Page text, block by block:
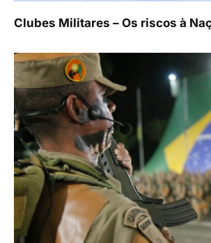
Clubes Militares – Os riscos à